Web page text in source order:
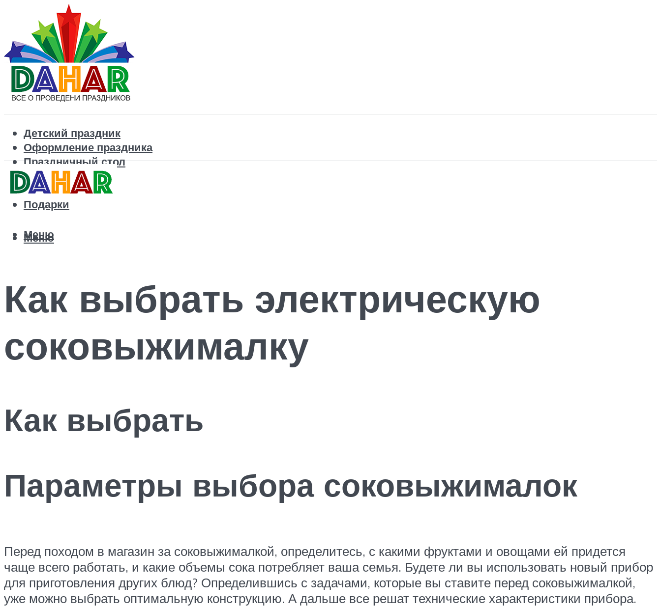
Детский праздник
Оформление праздника
Праздничный стол
Корпоратив
Поздравления
Подарки
Меню
Меню
Как выбрать электрическую
соковыжималку
Как выбрать
Параметры выбора соковыжималок
Перед походом в магазин за соковыжималкой, определитесь, с какими фруктами и овощами ей придется
чаще всего работать, и какие объемы сока потребляет ваша семья. Будете ли вы использовать новый прибор
для приготовления других блюд? Определившись с задачами, которые вы ставите перед соковыжималкой,
уже можно выбрать оптимальную конструкцию. А дальше все решат технические характеристики прибора.